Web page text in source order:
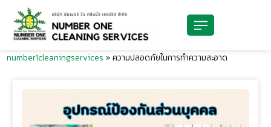
number1cleaningservices »ความปลอดภัยในการทำความสะอาด